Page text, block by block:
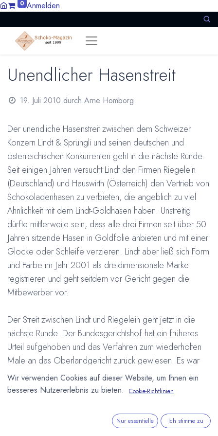
0 Anmelden
Unendlicher Hasenstreit
19. Juli 2010 durch Arne Homborg
Der unendliche Hasenstreit zwischen dem Schweizer
Konzern Lindt & Sprüngli und seinen deutschen und
österreichischen Konkurrenten geht in die nächste Runde.
Seit einigen Jahren versucht Lindt den Firmen Riegelein
(Deutschland) und Hauswirth (Österreich) den Vertrieb von
Schokoladenhasen zu verbieten, die angeblich zu viel
Ähnlichkeit mit dem Lindt-Goldhasen haben. Unstreitig
dürfte mittlerweile sein, dass alle drei Firmen seit über 50
Jahren sitzende Hasen in Goldfolie anbieten und mit einer
Glocke oder Schleife verzieren. Lindt aber ließ sich Form
und Farbe im Jahr 2001 als dreidimensionale Marke
registrieren und geht seitdem vor Gericht gegen die
Mitbewerber vor.
Der Streit zwischen Lindt und Riegelein geht jetzt in die
nächste Runde. Der Bundesgerichtshof hat ein früheres
Urteil aufgehoben und das Verfahren zum wiederholten
Male an das Oberlandgericht zurück gewiesen. Es war
dem Gericht nicht möglich die „Ähnlichkeit“ der Hasen zu
beurteilen. Denn im Urteil des Oberlandesgerichtes ging
konnte der Bundesgerichtshof nicht mehr vergleichen,
denn der Hase von Riegelein war aus den Akten
Wir verwenden Cookies auf dieser Website, um Ihnen ein
besseres Nutzererlebnis zu bieten.
Cookie-Richtlinien
Nur essentielle Ich stimme zu